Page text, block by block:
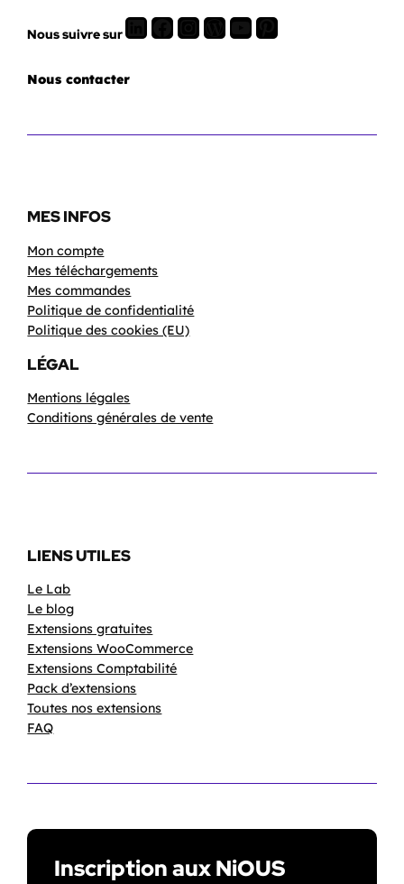
Nous suivre surLinkedIn Facebook Instagram WordPress Youtube Pinterest
Nous contacter
MES INFOS
Mon compte
Mes téléchargements
Mes commandes
Politique de confidentialité
Politique des cookies (EU)
LÉGAL
Mentions légales
Conditions générales de vente
LIENS UTILES
Le Lab
Le blog
Extensions gratuites
Extensions WooCommerce
Extensions Comptabilité
Pack d’extensions
Toutes nos extensions
FAQ
Inscription aux NiOUS